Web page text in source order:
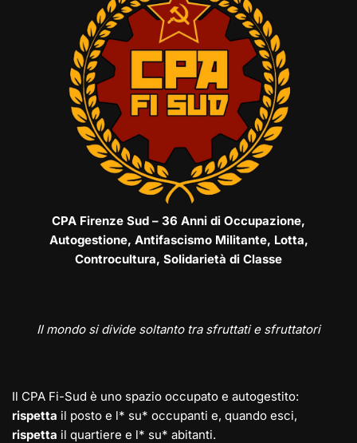
CPA Firenze Sud – 36 Anni di Occupazione,
Autogestione, Antifascismo Militante, Lotta,
Controcultura, Solidarietà di Classe
Il mondo si divide soltanto tra sfruttati e sfruttatori
Il CPA Fi-Sud è uno spazio occupato e autogestito:
rispetta il posto e l* su* occupanti e, quando esci,
rispetta il quartiere e l* su* abitanti.